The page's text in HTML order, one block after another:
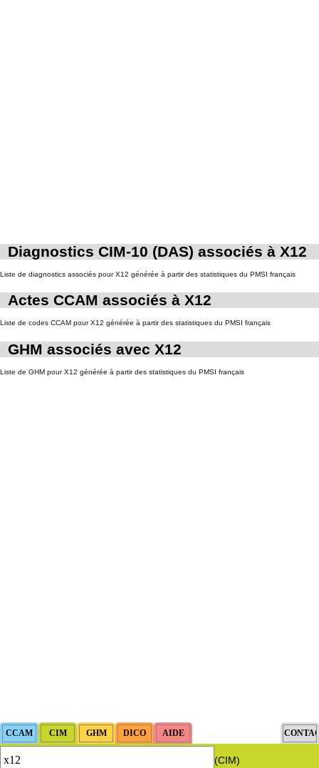
Diagnostics CIM-10 (DAS) associés à X12
Liste de diagnostics associés pour X12 générée à partir des statistiques du PMSI français
Actes CCAM associés à X12
Liste de codes CCAM pour X12 générée à partir des statistiques du PMSI français
GHM associés avec X12
Liste de GHM pour X12 générée à partir des statistiques du PMSI français
(CIM)